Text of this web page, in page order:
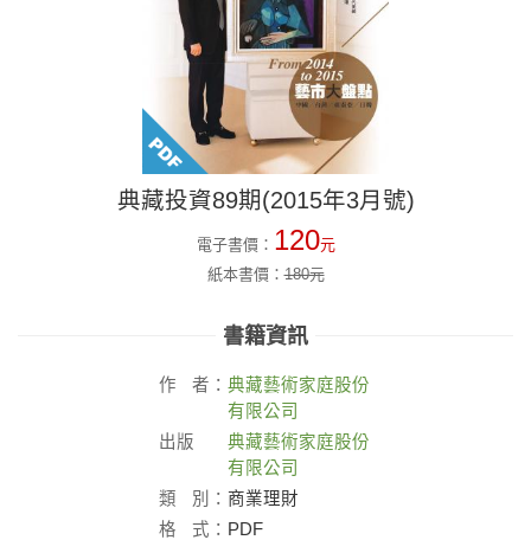
典藏投資89期(2015年3月號)
電子書價： 120元
紙本書價：180元
書籍資訊
作 者： 典藏藝術家庭股份
有限公司
出版
典藏藝術家庭股份
有限公司
類
別： 商業理財
格
式： PDF